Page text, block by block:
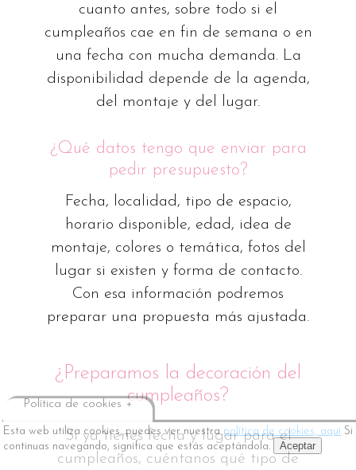
Esta web utiliza cookies, puedes ver nuestrapolítica de cookies, aquí Si
continuas navegando, significa que estás aceptándola.
Aceptar
Política de cookies +
cuanto antes, sobre todo si el
cumpleaños cae en fin de semana o en
una fecha con mucha demanda. La
disponibilidad depende de la agenda,
del montaje y del lugar.
¿Qué datos tengo que enviar para
pedir presupuesto?
Fecha, localidad, tipo de espacio,
horario disponible, edad, idea de
montaje, colores o temática, fotos del
lugar si existen y forma de contacto.
Con esa información podremos
preparar una propuesta más ajustada.
¿Preparamos la decoración del
cumpleaños?
Si ya tienes fecha y lugar para el
cumpleaños, cuéntanos qué tipo de